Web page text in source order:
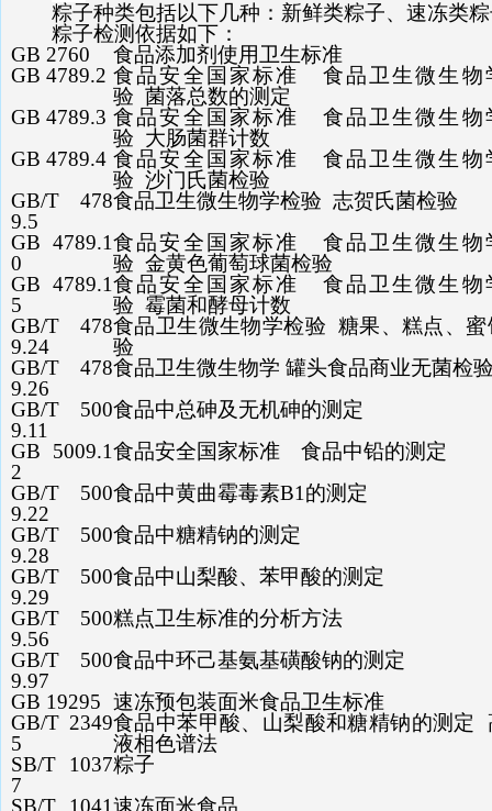
粽子种类包括以下几种：新鲜类粽子、速冻类
粽子检测依据如下：
GB 2760
食品添加剂使用卫生标准
GB 4789.2 食品安全国家标准 食品卫生微生物
验 菌落总数的测定
GB 4789.3 食品安全国家标准 食品卫生微生物
验 大肠菌群计数
GB 4789.4 食品安全国家标准 食品卫生微生物
验 沙门氏菌检验
GB/T 478
9.5
食品卫生微生物学检验 志贺氏菌检验
GB 4789.1
0
食品安全国家标准 食品卫生微生物
验 金黄色葡萄球菌检验
GB 4789.1
5
食品安全国家标准 食品卫生微生物
验 霉菌和酵母计数
GB/T 478
9.24
食品卫生微生物学检验 糖果、糕点、蜜
验
GB/T 478
9.26
食品卫生微生物学 罐头食品商业无菌检
GB/T 500
9.11
食品中总砷及无机砷的测定
GB 5009.1
2
食品安全国家标准 食品中铅的测定
GB/T 500
9.22
食品中黄曲霉毒素B1的测定
GB/T 500
9.28
食品中糖精钠的测定
GB/T 500
9.29
食品中山梨酸、苯甲酸的测定
GB/T 500
9.56
糕点卫生标准的分析方法
GB/T 500
9.97
食品中环己基氨基磺酸钠的测定
GB 19295 速冻预包装面米食品卫生标准
GB/T 2349
5
食品中苯甲酸、山梨酸和糖精钠的测定
液相色谱法
SB/T 1037
7
粽子
SB/T 1041速冻面米食品